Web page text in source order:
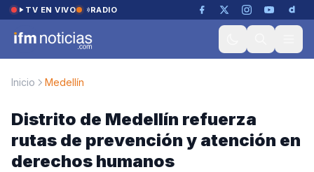
Saltar al contenido
TV EN VIVO RADIO
Inicio Medellín
Distrito de Medellín refuerza
rutas de prevención y atención en
derechos humanos